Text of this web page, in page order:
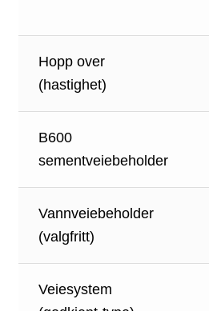
Hopp over
(hastighet)
B600
sementveiebeholder
Vannveiebeholder
(valgfritt)
Veiesystem